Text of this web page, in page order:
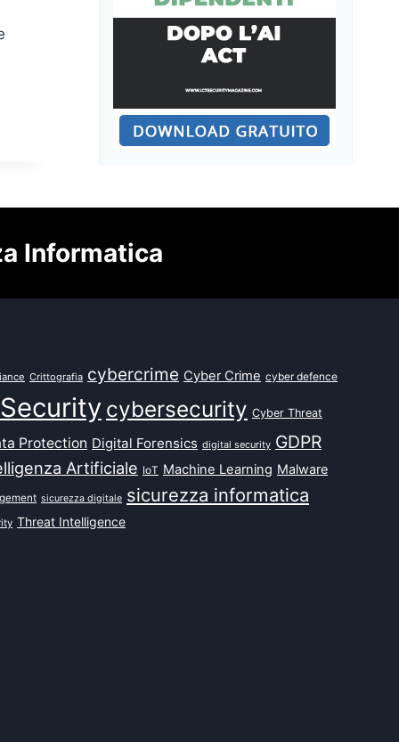
Informatica
Crittografia cybercrime Cyber Crime cyber defence
cybersecurity Cyber Threat
Protection Digital Forensics digital security GDPR
Artificiale IoT Machine Learning Malware
sicurezza digitale sicurezza informatica
Threat Intelligence